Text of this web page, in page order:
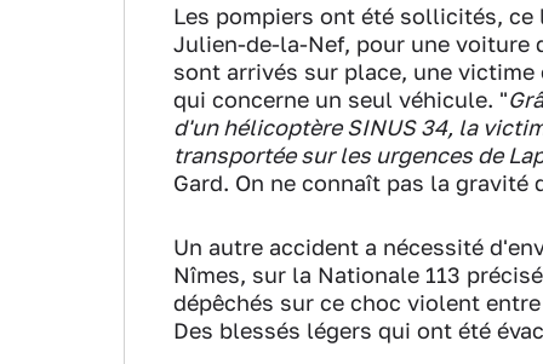
Les pompiers ont été sollicités,
Julien-de-la-Nef, pour une voiture
sont arrivés sur place, une
qui concerne un seul véhicule. "
d'un hélicoptère SINUS 34, la
transportée sur les urgences de
Gard. On ne connaît pas la gravité
Un autre accident a nécessité
Nîmes, sur la Nationale 113
dépêchés sur ce choc violent
Des blessés légers qui ont été